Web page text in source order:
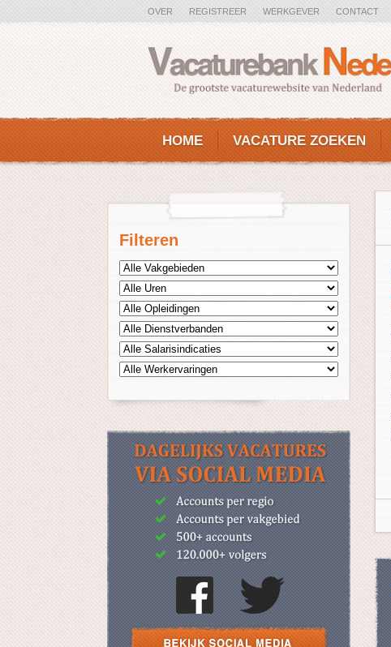
OVER REGISTREER WERKGEVER CONTACT
HOME VACATURE ZOEKEN
Filteren